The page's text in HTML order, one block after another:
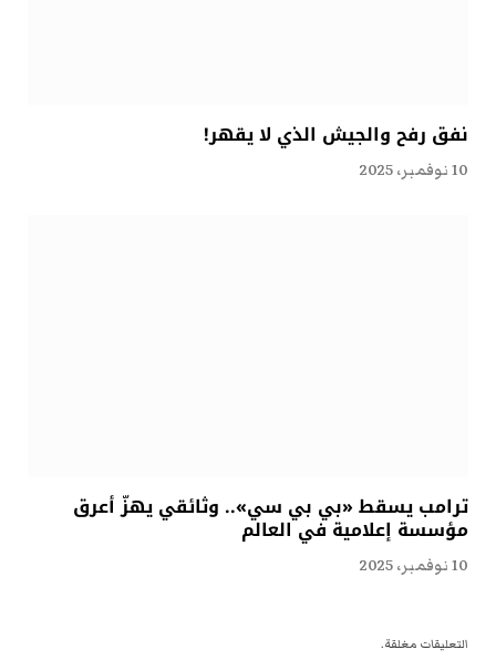
نفق رفح والجيش الذي لا يقهر!
10 نوفمبر، 2025
ترامب يسقط «بي بي سي».. وثائقي يهزّ أعرق
مؤسسة إعلامية في العالم
10 نوفمبر، 2025
التعليقات مغلقة.